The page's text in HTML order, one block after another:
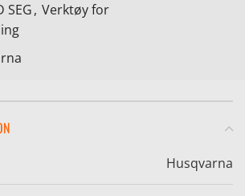
SEG, Verktøy for
Husqvarna